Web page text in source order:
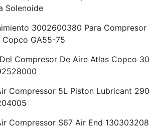
Solenoide
3002600380 Para Compresor
Copco GA55-75
Compresor De Aire Atlas Copco 30
Compressor 5L Piston Lubricant 290
Compressor S67 Air End 130303208